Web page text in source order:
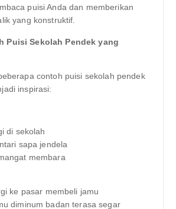
puisi Anda dan memberikan
yang konstruktif.
Puisi Sekolah Pendek yang
contoh puisi sekolah pendek
inspirasi:
di sekolah
sapa jendela
membara
ke pasar membeli jamu
diminum badan terasa segar